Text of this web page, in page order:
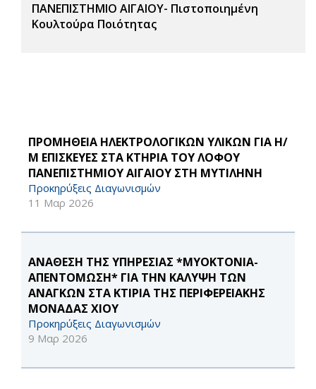
ΠΑΝΕΠΙΣΤΗΜΙΟ ΑΙΓΑΙΟΥ- Πιστοποιημένη
Κουλτούρα Ποιότητας
ΠΡΟΜΗΘΕΙΑ ΗΛΕΚΤΡΟΛΟΓΙΚΩΝ ΥΛΙΚΩΝ ΓΙΑ Η/
Μ ΕΠΙΣΚΕΥΕΣ ΣΤΑ ΚΤΗΡΙΑ ΤΟΥ ΛΟΦΟΥ
ΠΑΝΕΠΙΣΤΗΜΙΟΥ ΑΙΓΑΙΟΥ ΣΤΗ ΜΥΤΙΛΗΝΗ
Προκηρύξεις Διαγωνισμών
11 Μαρ 2026
ΑΝΑΘΕΣΗ ΤΗΣ ΥΠΗΡΕΣΙΑΣ *ΜΥΟΚΤΟΝΙΑ-
ΑΠΕΝΤΟΜΩΣΗ* ΓΙΑ ΤΗΝ ΚΑΛΥΨΗ ΤΩΝ
ΑΝΑΓΚΩΝ ΣΤΑ ΚΤΙΡΙΑ ΤΗΣ ΠΕΡΙΦΕΡΕΙΑΚΗΣ
ΜΟΝΑΔΑΣ ΧΙΟΥ
Προκηρύξεις Διαγωνισμών
9 Μαρ 2026